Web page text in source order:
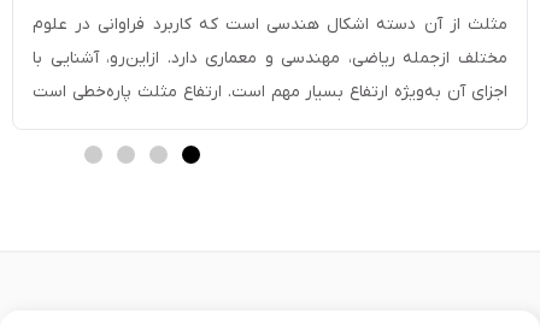
مثلث از آن دسته اشکال هندسی است که کاربرد فراوانی در علوم
مختلف ازجمله ریاضی، مهندسی و معماری دارد. ازاین‌‌رو، آشنایی با
اجزای آن به‌‌ویژه ارتفاع بسیار مهم است. ارتفاع مثلث پاره‌‌خطی است
که از یکی از راس‌‌های مثلث رسم شده و بر ضلع مقابل یا امتداد آن
عمود می‌‌شود. به‌‌دلیل نقش مهم ارتفاع در […]